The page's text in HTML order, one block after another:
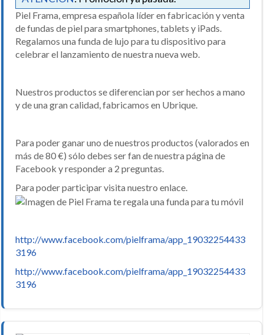
Piel Frama, empresa española líder en fabricación y venta
de fundas de piel para smartphones, tablets y iPads.
Regalamos una funda de lujo para tu dispositivo para
celebrar el lanzamiento de nuestra nueva web.
Nuestros productos se diferencian por ser hechos a mano
y de una gran calidad, fabricamos en Ubrique.
Para poder ganar uno de nuestros productos (valorados en
más de 80 €) sólo debes ser fan de nuestra página de
Facebook y responder a 2 preguntas.
Para poder participar visita nuestro enlace.
http://www.facebook.com/pielframa/app_19032254433
3196
http://www.facebook.com/pielframa/app_19032254433
3196